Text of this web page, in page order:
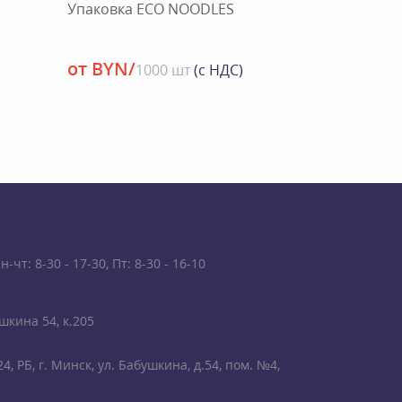
Упаковка ECO NOODLES
от BYN/1000 шт(с НДС)
чт: 8-30 - 17-30, Пт: 8-30 - 16-10
54, к.205
РБ, г. Минск, ул. Бабушкина, д.54, пом. №4,